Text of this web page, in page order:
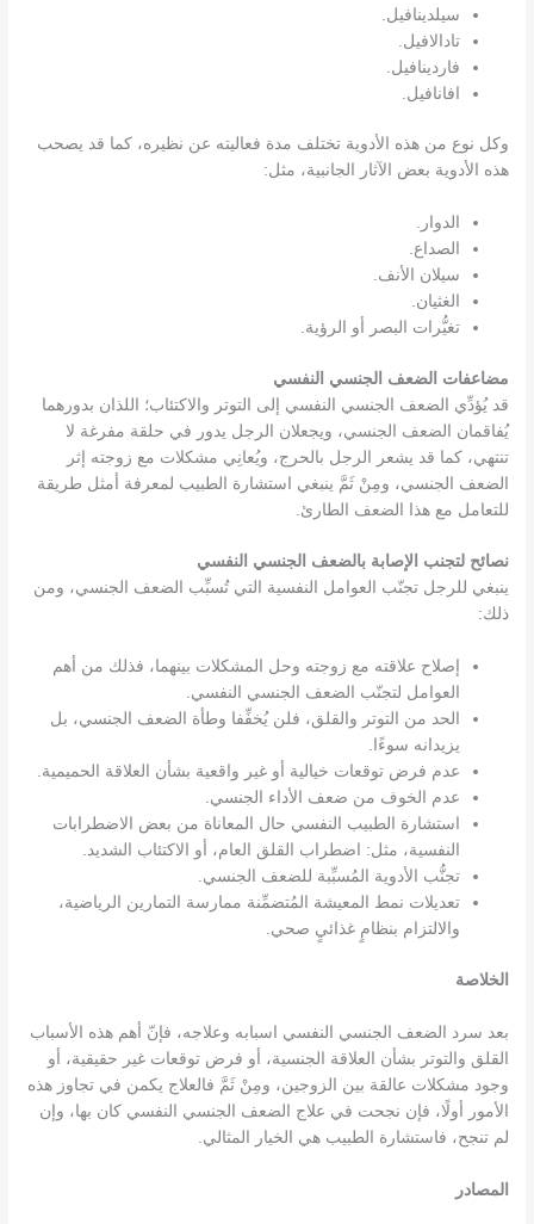
سيلدينافيل.
تادالافيل.
فاردينافيل.
افانافيل.
وكل نوع من هذه الأدوية تختلف مدة فعاليته عن نظيره، كما قد يصحب
هذه الأدوية بعض الآثار الجانبية، مثل:
الدوار.
الصداع.
سيلان الأنف.
الغثيان.
تغيُّرات البصر أو الرؤية.
مضاعفات الضعف الجنسي النفسي
قد يُؤدِّي الضعف الجنسي النفسي إلى التوتر والاكتئاب؛ اللذان بدورهما
يُفاقمان الضعف الجنسي، ويجعلان الرجل يدور في حلقة مفرغة لا
تنتهي، كما قد يشعر الرجل بالحرج، ويُعانِي مشكلات مع زوجته إثر
الضعف الجنسي، ومِنْ ثَمَّ ينبغي استشارة الطبيب لمعرفة أمثل طريقة
للتعامل مع هذا الضعف الطارئ.
نصائح لتجنب الإصابة بالضعف الجنسي النفسي
ينبغي للرجل تجنّب العوامل النفسية التي تُسبِّب الضعف الجنسي، ومن
ذلك:
إصلاح علاقته مع زوجته وحل المشكلات بينهما، فذلك من أهم
العوامل لتجنّب الضعف الجنسي النفسي.
الحد من التوتر والقلق، فلن يُخفِّفا وطأة الضعف الجنسي، بل
يزيدانه سوءًا.
عدم فرض توقعات خيالية أو غير واقعية بشأن العلاقة الحميمية.
عدم الخوف من ضعف الأداء الجنسي.
استشارة الطبيب النفسي حال المعاناة من بعض الاضطرابات
النفسية، مثل: اضطراب القلق العام، أو الاكتئاب الشديد.
تجنُّب الأدوية المُسبِّبة للضعف الجنسي.
تعديلات نمط المعيشة المُتضمِّنة ممارسة التمارين الرياضية،
والالتزام بنظامٍ غذائيٍ صحي.
الخلاصة
بعد سرد الضعف الجنسي النفسي اسبابه وعلاجه، فإنّ أهم هذه الأسباب
القلق والتوتر بشأن العلاقة الجنسية، أو فرض توقعات غير حقيقية، أو
وجود مشكلات عالقة بين الزوجين، ومِنْ ثَمَّ فالعلاج يكمن في تجاوز هذه
الأمور أولًا، فإن نجحت في علاج الضعف الجنسي النفسي كان بها، وإن
لم تنجح، فاستشارة الطبيب هي الخيار المثالي.
المصادر